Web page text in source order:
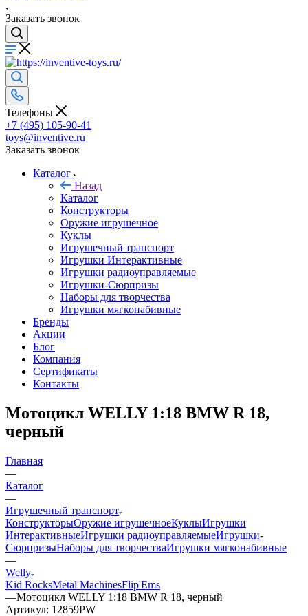
Заказать звонок
Телефоны
+7 (495) 105-90-41
toys@inventive.ru
Заказать звонок
Каталог
Назад
Каталог
Конструкторы
Оружие игрушечное
Куклы
Игрушечный транспорт
Игрушки Интерактивные
Игрушки радиоуправляемые
Игрушки-Сюрпризы
Наборы для творчества
Игрушки мягконабивные
Бренды
Акции
Блог
Компания
Сертификаты
Контакты
Мотоцикл WELLY 1:18 BMW R 18,
черный
Главная
—
Каталог
—
Игрушечный транспорт
КонструкторыОружие игрушечноеКуклыИгрушки
ИнтерактивныеИгрушки радиоуправляемыеИгрушки-
СюрпризыНаборы для творчестваИгрушки мягконабивные
—
Welly
Kid RocksMetal MachinesFlip'Ems
—Мотоцикл WELLY 1:18 BMW R 18, черный
Артикул: 12859PW